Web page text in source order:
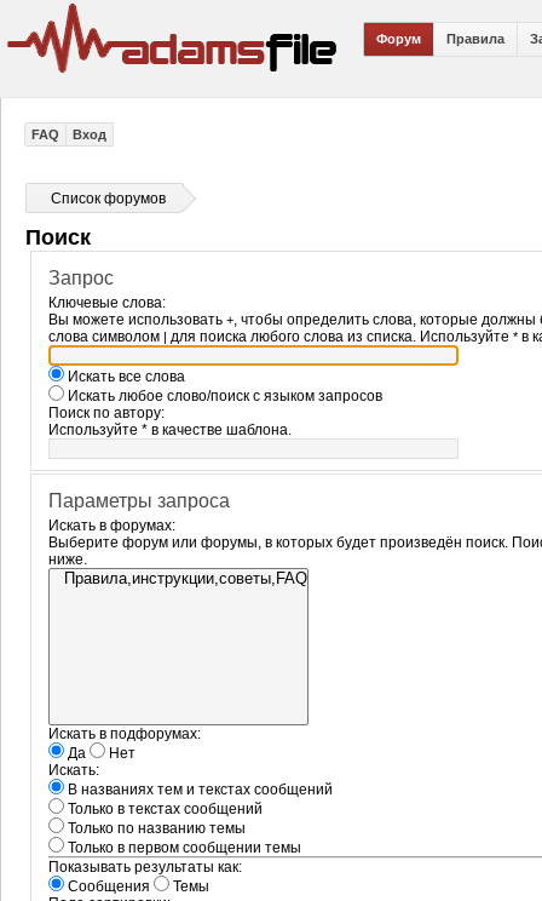
Форум Правила
FAQ Вход
Список форумов
Поиск
Запрос
Ключевые слова:
Вы можете использовать +, чтобы определить слова, которые должны
слова символом | для поиска любого слова из списка. Используйте * в
Искать все слова
Искать любое слово/поиск с языком запросов
Поиск по автору:
Используйте * в качестве шаблона.
Параметры запроса
Искать в форумах:
Выберите форум или форумы, в которых будет произведён поиск.
ниже.
Искать в подфорумах:
Да
Нет
Искать:
В названиях тем и текстах сообщений
Только в текстах сообщений
Только по названию темы
Только в первом сообщении темы
Показывать результаты как:
Сообщения
Темы